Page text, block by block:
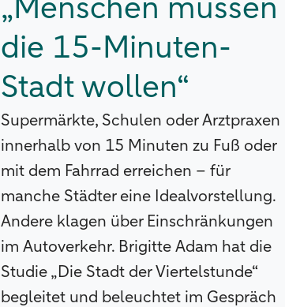
„Menschen müssen
die 15-Minuten-
Stadt wollen“
Supermärkte, Schulen oder Arztpraxen
innerhalb von 15 Minuten zu Fuß oder
mit dem Fahrrad erreichen – für
manche Städter eine Idealvorstellung.
Andere klagen über Einschränkungen
im Autoverkehr. Brigitte Adam hat die
Studie „Die Stadt der Viertelstunde“
begleitet und beleuchtet im Gespräch